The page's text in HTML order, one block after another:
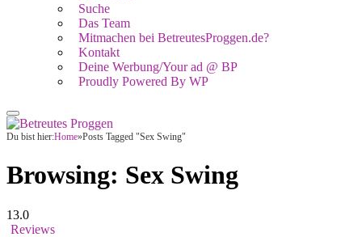
Suche
Das Team
Mitmachen bei BetreutesProggen.de?
Kontakt
Deine Werbung/Your ad @ BP
Proudly Powered By WP
Du bist hier:Home»Posts Tagged "Sex Swing"
Browsing: Sex Swing
13.0
Reviews